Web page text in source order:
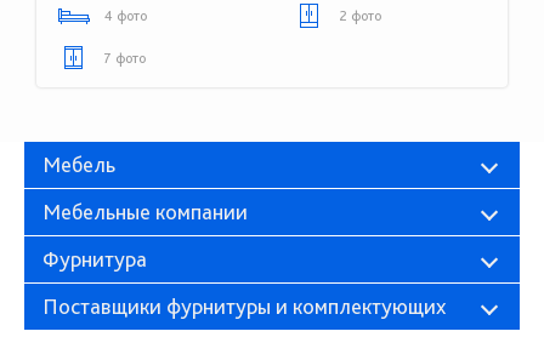
4 фото 2 фото
7 фото
Мебель
Мебельные компании
Фурнитура
Поставщики фурнитуры и комплектующих